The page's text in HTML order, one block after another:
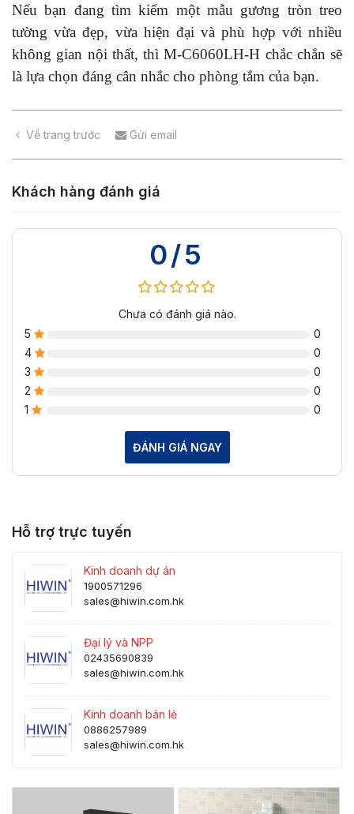
Nếu bạn đang tìm kiếm một mẫu gương tròn treo
tường vừa đẹp, vừa hiện đại và phù hợp với nhiều
không gian nội thất, thì M-C6060LH-H chắc chắn sẽ
là lựa chọn đáng cân nhắc cho phòng tắm của bạn.
Về trang trước Gửi email
Khách hàng đánh giá
0/5
Chưa có đánh giá nào.
5
0
4
0
3
0
2
0
1
0
ĐÁNH GIÁ NGAY
Hỗ trợ trực tuyến
Kinh doanh dự án
1900571296
sales@hiwin.com.hk
Đại lý và NPP
02435690839
sales@hiwin.com.hk
Kinh doanh bán lẻ
0886257989
sales@hiwin.com.hk